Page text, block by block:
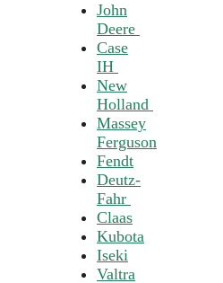
John
Deere
Case
IH
New
Holland
Massey
Ferguson
Fendt
Deutz-
Fahr
Claas
Kubota
Iseki
Valtra